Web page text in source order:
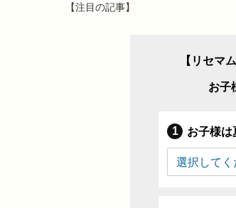
【注目の記事】
【リセマ
お子
お子様は